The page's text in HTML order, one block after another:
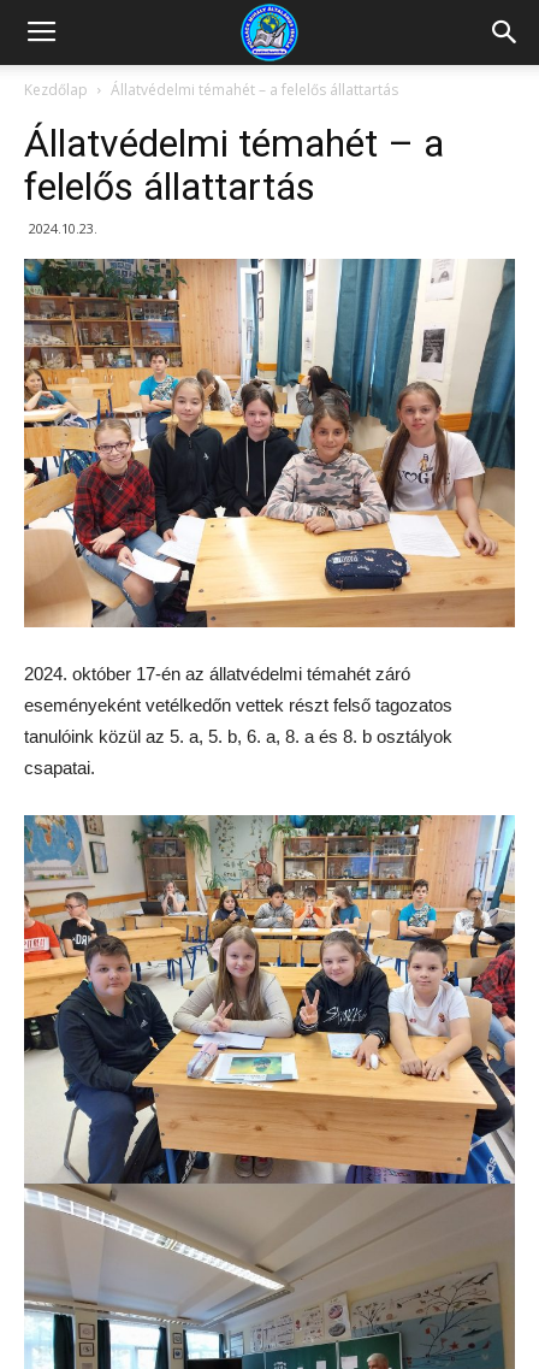
Kazincbarcikai
Pollack
Mihály
Általános
Iskola
Kezdőlap Állatvédelmi témahét – a felelős állattartás
Állatvédelmi témahét – a
felelős állattartás
2024.10.23.
2024. október 17-én az állatvédelmi témahét záró
eseményeként vetélkedőn vettek részt felső tagozatos
tanulóink közül az 5. a, 5. b, 6. a, 8. a és 8. b osztályok
csapatai.